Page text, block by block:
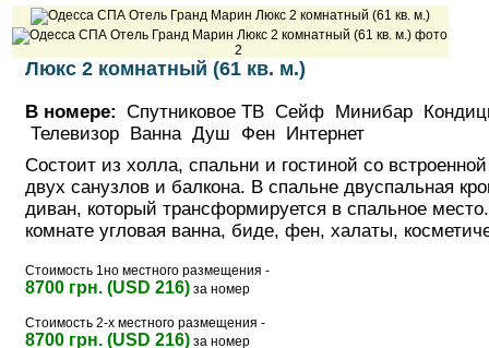
Люкс 2 комнатный (61 кв. м.)
В номере: Спутниковое ТВ Сейф Минибар
Телевизор Ванна Душ Фен Интернет
Состоит из холла, спальни и гостиной со
двух санузлов и балкона. В спальне двуспальная
диван, который трансформируется в спальное
комнате угловая ванна, биде, фен, халаты,
Стоимость 1но местного размещения -
8700 грн. (USD 216) за номер
Стоимость 2-х местного размещения -
8700 грн. (USD 216) за номер